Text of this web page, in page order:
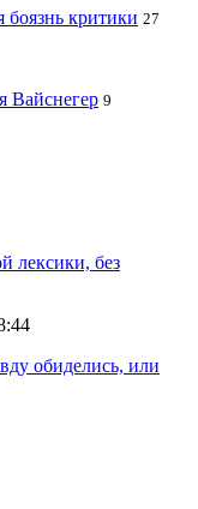
боязнь критики 27
Вайснегер 9
лексики, без
обиделись, или